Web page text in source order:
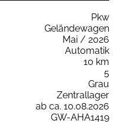
Pkw
Geländewagen
Mai / 2026
Automatik
10 km
5
Grau
Zentrallager
ab ca. 10.08.2026
GW-AHA1419